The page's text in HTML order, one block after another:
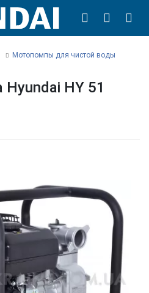
Мотопомпы для чистой воды
HY 51